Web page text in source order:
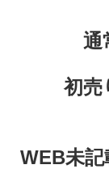
通
初売
WEB未